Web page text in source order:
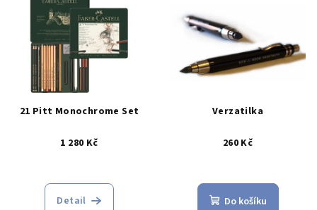
21 Pitt Monochrome Set
1 280 Kč
Detail
Verzatilka
260 Kč
Do košíku